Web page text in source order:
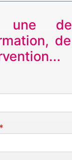
une
*